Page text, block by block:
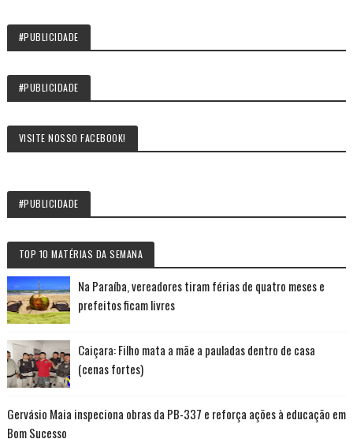
#PUBLICIDADE
#PUBLICIDADE
VISITE NOSSO FACEBOOK!
#PUBLICIDADE
TOP 10 MATÉRIAS DA SEMANA
Na Paraíba, vereadores tiram férias de quatro meses e
prefeitos ficam livres
Caiçara: Filho mata a mãe a pauladas dentro de casa
(cenas fortes)
Gervásio Maia inspeciona obras da PB-337 e reforça ações à educação em
Bom Sucesso